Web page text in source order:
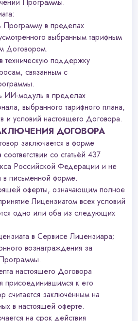
Программу в пределах
выбранным тарифным
Договором.
техническую поддержку
связанным с
ИИ-модуль в пределах
выбранного тарифного плана,
и условий настоящего Договора.
ДОГОВОРА
заключается в форме
со статьёй 437
Российской Федерации и не
в письменной форме.
оферты, означающим полное
Лицензиатом всех условий
одно или оба из следующих
в Сервисе Лицензиара;
вознаграждения за
настоящего Договора
присоединившимся к его
считается заключённым на
в настоящей оферте.
на срок действия